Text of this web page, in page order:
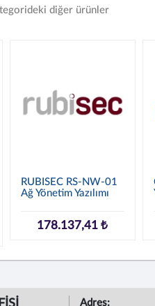
diğer ürünler
RUBISEC RS-NW-01
Ağ Yönetim Yazılımı
178.137,41 ₺
Adres: